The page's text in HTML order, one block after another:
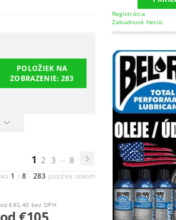
POLOŽIEK NA
ZOBRAZENIE: 283
1 2 3 ... 8
1 z8 - 283 položiek celkom
od €85,40 bez DPH
od €105
Registrácia
Zabudnuté heslo